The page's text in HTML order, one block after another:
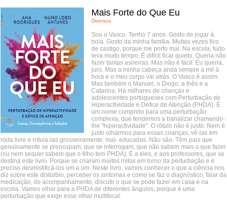
Mais Forte do Que Eu
Diversos
Sou o Vasco. Tenho 7 anos. Gosto de jogar à
bola. Gosto da minha família. Muitas vezes fico
de castigo, porque me porto mal. Na escola, tudo
leva muito tempo. É difícil ficar quieto. Queria não
fazer tantas asneiras. Mas não é fácil. Eu queria,
juro. Mas a minha cabeça anda sempre a mil à
hora e o meu corpo vai atrás. O Vasco é assim.
Mas também o Manuel, o Diogo, a Inês e a
Catarina. Há milhares de crianças e
adolescentes portugueses com Perturbação de
Hiperactividade e Défice de Atenção (PHDA). É
um nome comprido para uma perturbação
complexa, que tendemos a banalizar chamando-
lhe "hiperactividade". O rótulo não é justo. Nem é
justo olharmos para essas crianças, vê-las em
roda livre e rotulá-las grosseiramente: mal- educadas. Não são. Têm pais que
genuinamente se preocupam, que se interrogam, que não sabem mais o que fazer
(ou nem sequer sabem que o filho tem PHDA). É a eles, e aos professores, que se
destina este livro. Porque se criaram muitos mitos em torno da perturbação e é
preciso desmistificá-los um a um. Neste livro, vamos conhecer o que a ciência nos
diz sobre este distúrbio, perceber os sintomas e como se faz o diagnóstico, falar da
medicação, do acompanhamento, discutir o que se pode fazer em casa e na
escola. Vamos olhar para a PHDA de diferentes ângulos, porque é uma
perturbação que exige esse olhar multifocal.